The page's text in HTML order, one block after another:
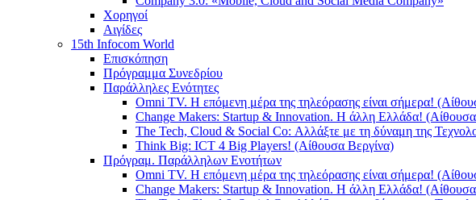
Χορηγοί
Αιγίδες
15th Infocom World
Επισκόπηση
Πρόγραμμα Συνεδρίου
Παράλληλες Ενότητες
Omni TV. Η επόμενη μέρα της τηλεόρασης είναι σήμερα!
Change Makers: Startup & Innovation. Η άλλη Ελλάδα!
The Tech, Cloud & Social Co: Αλλάξτε με τη δύναμη της
Think Big: ICT 4 Big Players! (Αίθουσα Βεργίνα)
Πρόγραμ. Παράλληλων Ενοτήτων
Omni TV. Η επόμενη μέρα της τηλεόρασης είναι σήμερα!
Change Makers: Startup & Innovation. Η άλλη Ελλάδα!